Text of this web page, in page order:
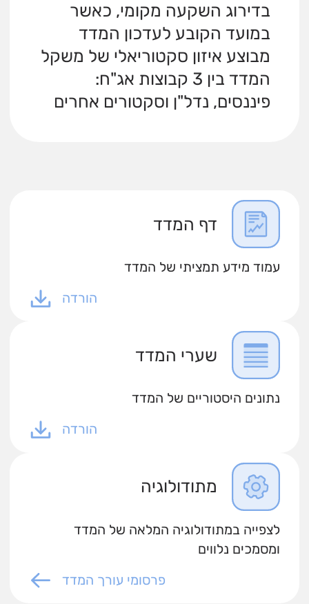
בדירוג השקעה מקומי, כאשר
במועד הקובע לעדכון המדד
מבוצע איזון סקטוריאלי של משקל
המדד בין 3 קבוצות אג"ח:
פיננסים, נדל"ן וסקטורים אחרים
דף המדד
עמוד מידע תמציתי של המדד
הורדה
שערי המדד
נתונים היסטוריים של המדד
הורדה
מתודולוגיה
לצפייה במתודולוגיה המלאה של המדד
ומסמכים נלווים
פרסומי עורך המדד